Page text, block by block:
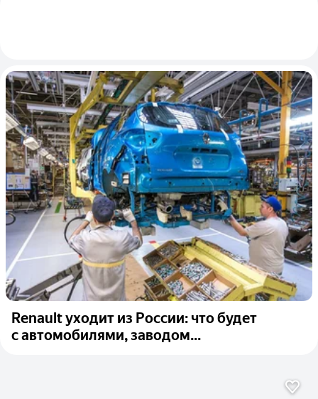
Renault уходит из России: что будет
с автомобилями, заводом...